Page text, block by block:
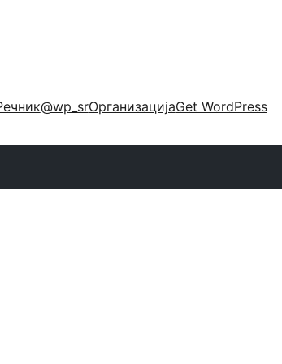
@wp_srОрганизацијаGet WordPress